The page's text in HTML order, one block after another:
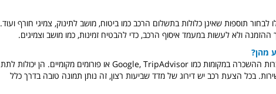
תוספות שאינן כלולות בתשלום הרכב כמו ביטוח, מושב לתינוק, צמיגי חורף ועוד.
ולא לעשות במעמד איסוף הרכב, כדי להבטיח זמינות, כמו מושב וצמיגים.
מהן?
קראו ביקורות וחוות דעת על חברות ההשכרה במקומות כמו Google, TripAdvisor או פורומים מקומיים. הן יכולות לתת
בכל הצעת רכב יש דירוג של מדד שביעות רצון, זה נותן תמונה טובה בדרך כלל